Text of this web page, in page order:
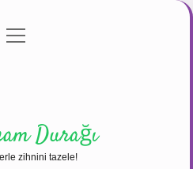
Politikası
menüyü
Durağı
zihnini tazele!